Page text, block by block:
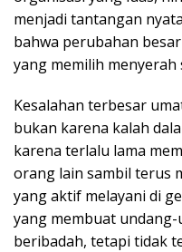
menjadi tantangan
bahwa perubahan
yang memilih
Kesalahan terbesar
bukan karena kalah
karena terlalu lama
orang lain sambil terus
yang aktif melayani di
yang membuat
beribadah, tetapi tidak